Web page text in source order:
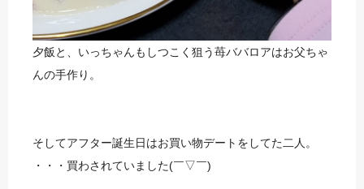
夕飯と、いっちゃんもしつこく狙う苺ババロアはお父ちゃ
んの手作り。
そしてアフター誕生日はお買い物デートをしてた二人。
・・・買わされていました(￣▽￣)